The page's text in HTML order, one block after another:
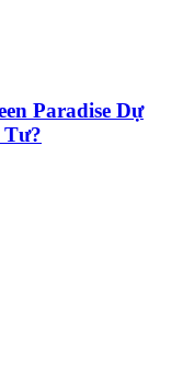
Paradise Dự